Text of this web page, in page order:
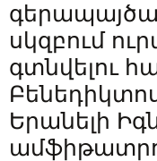
սկզբում
գտնվելու
Երանելի